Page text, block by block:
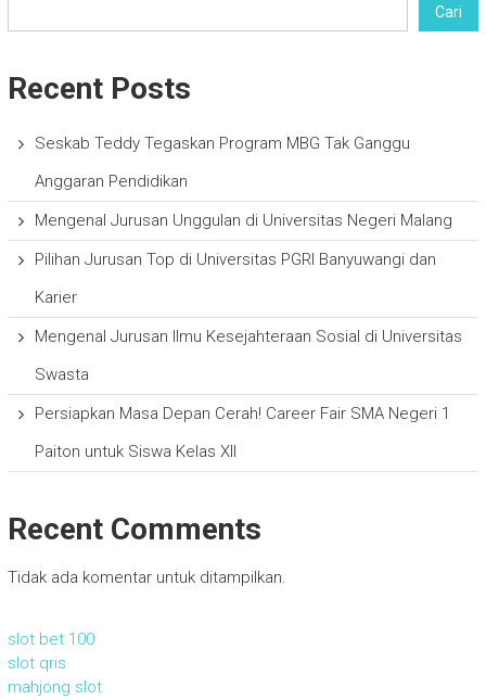
Cari
Recent Posts
Seskab Teddy Tegaskan Program MBG Tak Ganggu
Anggaran Pendidikan
Mengenal Jurusan Unggulan di Universitas Negeri Malang
Pilihan Jurusan Top di Universitas PGRI Banyuwangi dan
Karier
Mengenal Jurusan Ilmu Kesejahteraan Sosial di Universitas
Swasta
Persiapkan Masa Depan Cerah! Career Fair SMA Negeri 1
Paiton untuk Siswa Kelas XII
Recent Comments
Tidak ada komentar untuk ditampilkan.
slot bet 100
slot qris
mahjong slot